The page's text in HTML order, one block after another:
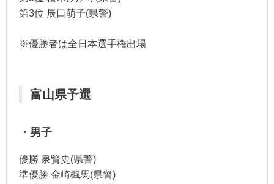
第3位 辰口萌子(県警)
※優勝者は全日本選手権出場
富山県予選
・男子
優勝 泉賢史(県警)
準優勝 金崎楓馬(県警)